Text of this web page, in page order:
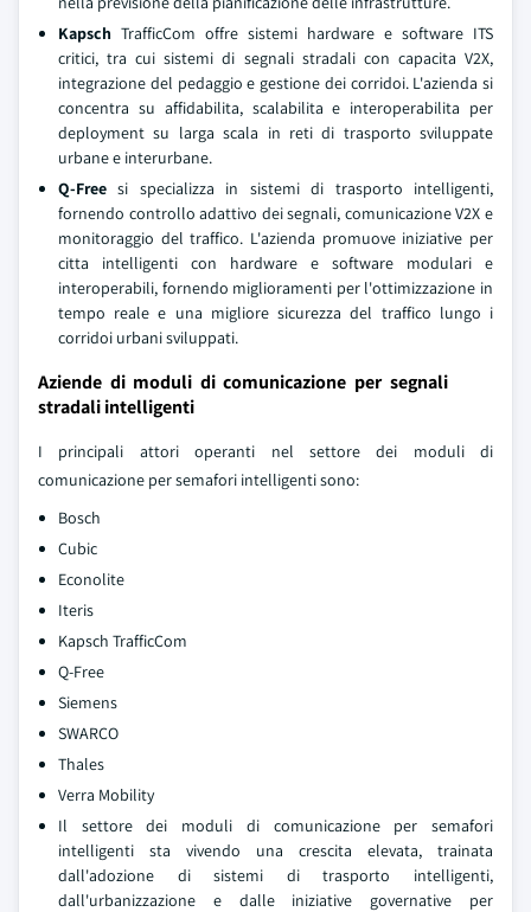
Kapsch TrafficCom offre sistemi hardware e software ITS
critici, tra cui sistemi di segnali stradali con capacita V2X,
integrazione del pedaggio e gestione dei corridoi. L'azienda si
concentra su affidabilita, scalabilita e interoperabilita per
deployment su larga scala in reti di trasporto sviluppate
urbane e interurbane.
Q-Free si specializza in sistemi di trasporto intelligenti,
fornendo controllo adattivo dei segnali, comunicazione V2X e
monitoraggio del traffico. L'azienda promuove iniziative per
citta intelligenti con hardware e software modulari e
interoperabili, fornendo miglioramenti per l'ottimizzazione in
tempo reale e una migliore sicurezza del traffico lungo i
corridoi urbani sviluppati.
Aziende di moduli di comunicazione per segnali
stradali intelligenti
I principali attori operanti nel settore dei moduli di
comunicazione per semafori intelligenti sono:
Bosch
Cubic
Econolite
Iteris
Kapsch TrafficCom
Q-Free
Siemens
SWARCO
Thales
Verra Mobility
Il settore dei moduli di comunicazione per semafori
intelligenti sta vivendo una crescita elevata, trainata
dall'adozione di sistemi di trasporto intelligenti,
dall'urbanizzazione e dalle iniziative governative per